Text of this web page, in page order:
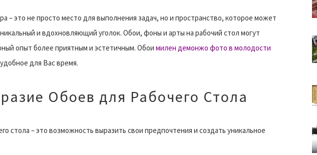
– это не просто место для выполнения задач, но и пространство, которое может
и вдохновляющий уголок. Обои, фоны и арты на рабочий стол могут
опыт более приятным и эстетичным. Обои милен демонжо фото в молодости
для Вас время.
Обоев для Рабочего Стола
стола – это возможность выразить свои предпочтения и создать уникальное